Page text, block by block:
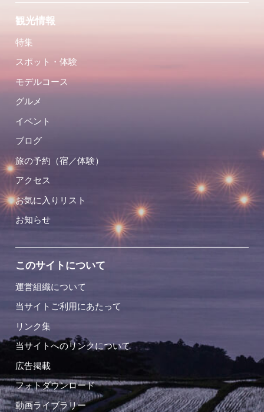
観光情報
特集
スポット・体験
モデルコース
グルメ
イベント
ブログ
旅の予約（宿／体験）
アクセス
お気に入りリスト
お知らせ
このサイトについて
運営組織について
当サイトご利用にあたって
リンク集
当サイトへのリンクについて
広告掲載
フォトダウンロード
動画ライブラリー